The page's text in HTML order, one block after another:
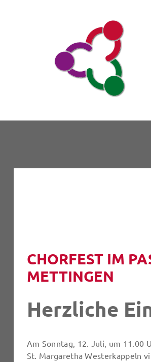
CHORFEST IM
METTINGEN
Herzliche
Am Sonntag, 12. Juli, um 11.00
St. Margaretha Westerkappeln